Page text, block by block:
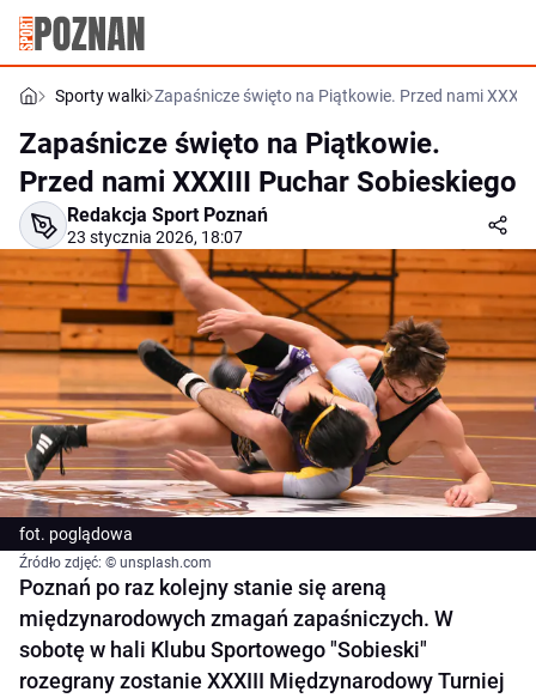
Sporty walki Zapaśnicze święto na Piątkowie. Przed nami
Zapaśnicze święto na Piątkowie.
Przed nami XXXIII Puchar Sobieskiego
Redakcja Sport Poznań
23 stycznia 2026, 18:07
fot. poglądowa
Źródło zdjęć: © unsplash.com
Poznań po raz kolejny stanie się areną
międzynarodowych zmagań zapaśniczych. W
sobotę w hali Klubu Sportowego "Sobieski"
rozegrany zostanie XXXIII Międzynarodowy Turniej